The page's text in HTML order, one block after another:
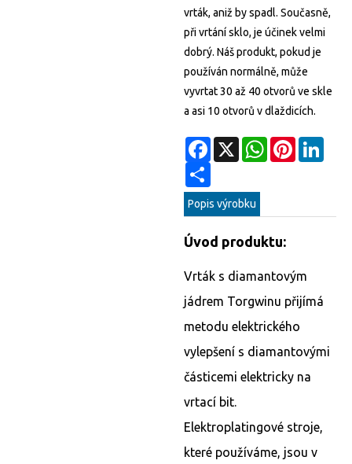
vrták, aniž by spadl. Současně,
při vrtání sklo, je účinek velmi
dobrý. Náš produkt, pokud je
používán normálně, může
vyvrtat 30 až 40 otvorů ve skle
a asi 10 otvorů v dlaždicích.
Facebook
X WhatsAppPinterest
Popis výrobku
Úvod produktu:
Vrták s diamantovým
jádrem Torgwinu přijímá
metodu elektrického
vylepšení s diamantovými
částicemi elektricky na
vrtací bit.
Elektroplatingové stroje,
které používáme, jsou v